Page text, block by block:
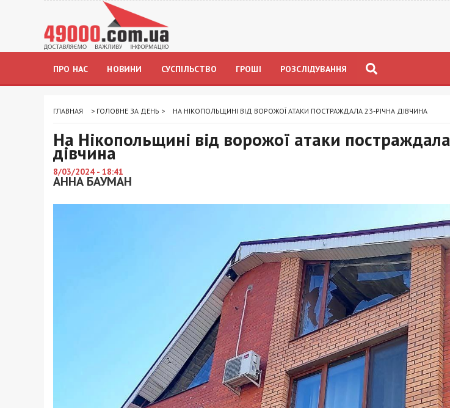
ПРО НАС НОВИНИ СУСПІЛЬСТВО ГРОШІ РОЗСЛІДУВАННЯ
ГЛАВНАЯ > ГОЛОВНЕ ЗА ДЕНЬ > НА НІКОПОЛЬЩИНІ ВІД ВОРОЖОЇ АТАКИ ПОСТРАЖДАЛА 23-РІЧНА ДІВЧИНА
На Нікопольщині від ворожої атаки
дівчина
8/03/2024 - 18:41
АННА БАУМАН